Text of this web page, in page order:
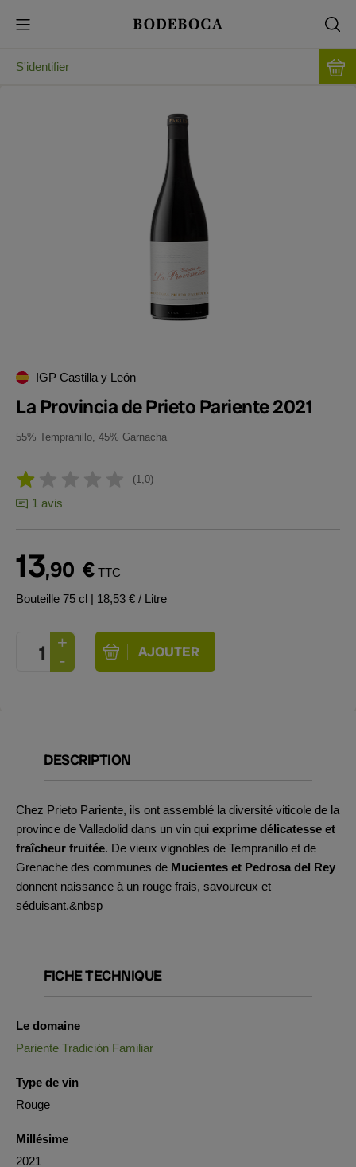
S'identifier
IGP Castilla y León
La Provincia de Prieto Pariente 2021
55% Tempranillo, 45% Garnacha
1,0
1 avis
13,90 € TTC
Bouteille 75 cl | 18,53 € / Litre
DESCRIPTION
Chez Prieto Pariente, ils ont assemblé la diversité viticole de la
province de Valladolid dans un vin qui exprime délicatesse et
fraîcheur fruitée. De vieux vignobles de Tempranillo et de
Grenache des communes de Mucientes et Pedrosa del Rey
donnent naissance à un rouge frais, savoureux et
séduisant.&nbsp
FICHE TECHNIQUE
Le domaine
Pariente Tradición Familiar
Type de vin
Rouge
Millésime
2021